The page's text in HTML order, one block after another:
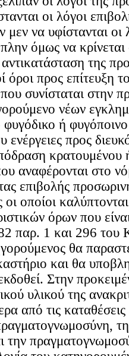
οι λόγοι
να υφίστανται οι
όμως να κρίνεται
της
όροι προς επίτευξη
συνίσταται στην
νέων
ή
ενέργειες προς
κρατουμένου
αναφέρονται στο
επιβολής
οποίοι
όρων που
παρ. 1 και 296
θα
και θα
Στην
υλικού της
από τις
την